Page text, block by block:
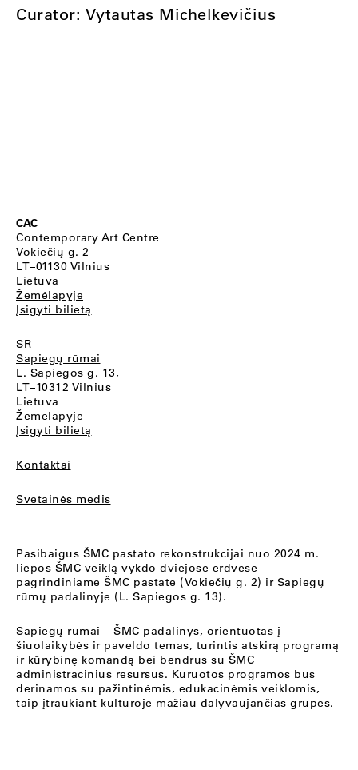
Curator: Vytautas Michelkevičius
CAC
Contemporary Art Centre
Vokiečių g. 2
LT–01130 Vilnius
Lietuva
Žemėlapyje
Įsigyti bilietą
SR
Sapiegų rūmai
L. Sapiegos g. 13,
LT–10312 Vilnius
Lietuva
Žemėlapyje
Įsigyti bilietą
Kontaktai
Svetainės medis
Pasibaigus ŠMC pastato rekonstrukcijai nuo 2024 m.
liepos ŠMC veiklą vykdo dviejose erdvėse –
pagrindiniame ŠMC pastate (Vokiečių g. 2) ir Sapiegų
rūmų padalinyje (L. Sapiegos g. 13).
Sapiegų rūmai – ŠMC padalinys, orientuotas į
šiuolaikybės ir paveldo temas, turintis atskirą programą
ir kūrybinę komandą bei bendrus su ŠMC
administracinius resursus. Kuruotos programos bus
derinamos su pažintinėmis, edukacinėmis veiklomis,
taip įtraukiant kultūroje mažiau dalyvaujančias grupes.